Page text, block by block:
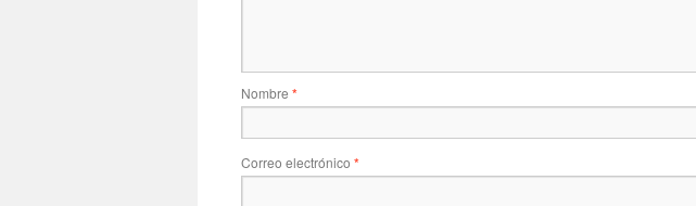
Nombre *
Correo electrónico *